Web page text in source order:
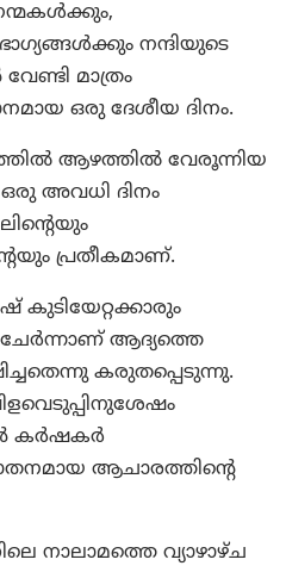
നന്ദിയുടെ
മാത്രം
ഒരു ദേശീയ ദിനം.
ആഴത്തിൽ വേരൂന്നിയ
അവധി ദിനം
പ്രതീകമാണ്.
കുടിയേറ്റക്കാരും
ചേർന്നാണ് ആദ്യത്തെ
കരുതപ്പെടുന്നു.
കർഷകർ
ആചാരത്തിൻ്റെ
നാലാമത്തെ വ്യാഴാഴ്ച